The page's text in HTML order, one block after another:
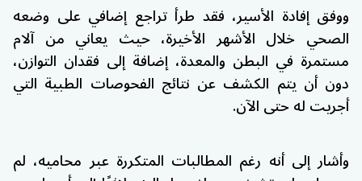
ووفق إفادة الأسير، فقد طرأ تراجع إضافي على وضعه
الصحي خلال الأشهر الأخيرة، حيث يعاني من آلام
مستمرة في البطن والمعدة، إضافة إلى فقدان التوازن،
دون أن يتم الكشف عن نتائج الفحوصات الطبية التي
أجريت له حتى الآن.
وأشار إلى أنه رغم المطالبات المتكررة عبر محاميه، لم